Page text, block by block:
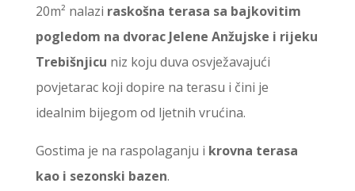
20m² nalazi raskošna terasa sa bajkovitim
pogledom na dvorac Jelene Anžujske i rijeku
Trebišnjicu niz koju duva osvježavajući
povjetarac koji dopire na terasu i čini je
idealnim bijegom od ljetnih vrućina.
Gostima je na raspolaganju i krovna terasa
kao i sezonski bazen.